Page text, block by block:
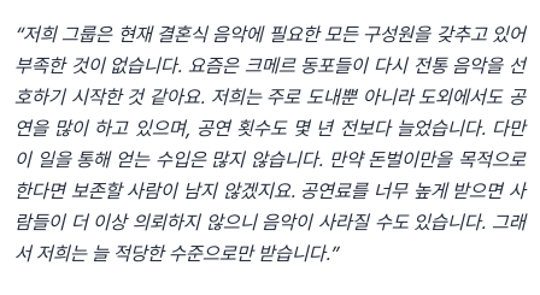
“저희 그룹은 현재 결혼식 음악에 필요한 모든 구성원을 갖추고 있어
부족한 것이 없습니다. 요즘은 크메르 동포들이 다시 전통 음악을 선
호하기 시작한 것 같아요. 저희는 주로 도내뿐 아니라 도외에서도 공
연을 많이 하고 있으며, 공연 횟수도 몇 년 전보다 늘었습니다. 다만
이 일을 통해 얻는 수입은 많지 않습니다. 만약 돈벌이만을 목적으로
한다면 보존할 사람이 남지 않겠지요. 공연료를 너무 높게 받으면 사
람들이 더 이상 의뢰하지 않으니 음악이 사라질 수도 있습니다. 그래
서 저희는 늘 적당한 수준으로만 받습니다.”